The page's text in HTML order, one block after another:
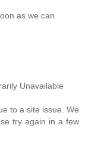
as we can.
Unavailable
to a site issue. We
try again in a few